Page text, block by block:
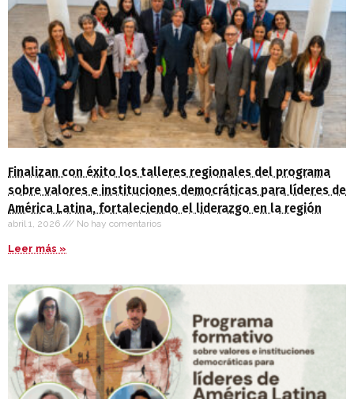
Finalizan con éxito los talleres regionales del programa
sobre valores e instituciones democráticas para líderes de
América Latina, fortaleciendo el liderazgo en la región
abril 1, 2026 No hay comentarios
Leer más »